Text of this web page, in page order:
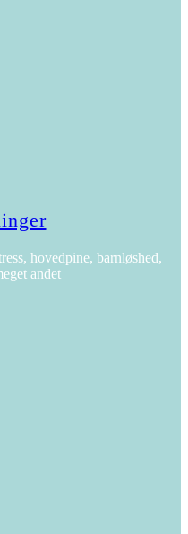
hovedpine, barnløshed,
andet